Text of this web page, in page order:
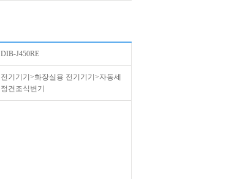
DIB-J450RE
전기기기>화장실용 전기기기>자동세
정건조식변기